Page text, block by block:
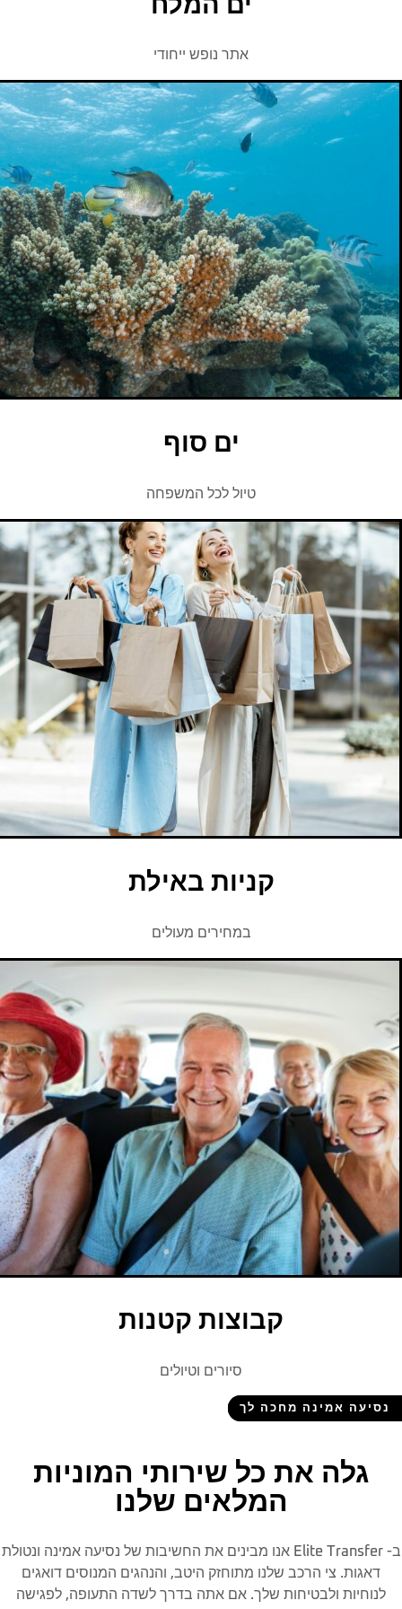
ים המלח
אתר נופש ייחודי
ים סוף
טיול לכל המשפחה
קניות באילת
במחירים מעולים
קבוצות קטנות
סיורים וטיולים
מחכה לך
את כל שירותי המוניות
המלאים שלנו
ב- Elite Transfer אנו מבינים את החשיבות של נסיעה אמינה ונטולת
צי הרכב שלנו מתוחזק היטב, והנהגים המנוסים דואגים
ולבטיחות שלך. אם אתה בדרך לשדה התעופה, לפגישה